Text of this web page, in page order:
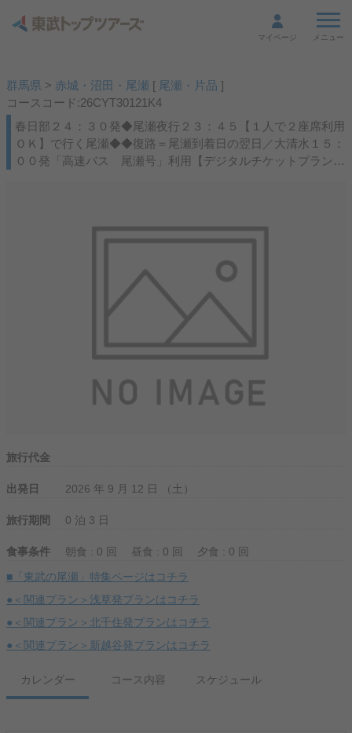
マイページ メニュー
群馬県 > 赤城・沼田・尾瀬 [ 尾瀬・片品 ]
コースコード:26CYT30121K4
春日部２４：３０発◆尾瀬夜行２３：４５【１人で２座席利用
ＯＫ】で行く尾瀬◆◆復路＝尾瀬到着日の翌日／大清水１５：
００発「高速バス 尾瀬号」利用【デジタルチケットプラン／
旅行代金
出発日 2026 年 9 月 12 日 （土）
旅行期間 0 泊 3 日
食事条件 朝食 : 0 回 昼食 : 0 回
夕食 : 0 回
■「東武の尾瀬」特集ページはコチラ
●＜関連プラン＞浅草発プランはコチラ
●＜関連プラン＞北千住発プランはコチラ
●＜関連プラン＞新越谷発プランはコチラ
カレンダー コース内容 スケジュール